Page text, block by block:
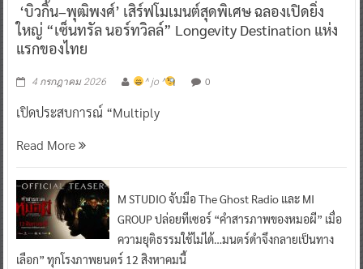
‘บิวกิ้น–พุฒิพงศ์’ เสิร์ฟโมเมนต์สุดพิเศษ ฉลองเปิดยิ่ง
ใหญ่ “เซ็นทรัล นอร์ทวิลล์” Longevity Destination แห่ง
แรกของไทย
4 กรกฎาคม 2026 ^ jo ^ 0
เปิดประสบการณ์ “Multiply
Read More
M STUDIO จับมือ The Ghost Radio และ MI
GROUP ปล่อยทีเซอร์ “คำสารภาพของหมอผี” เมื่อ
ความยุติธรรมใช้ไม่ได้…มนตร์ดำจึงกลายเป็นทาง
เลือก” ทุกโรงภาพยนตร์ 12 สิงหาคมนี้